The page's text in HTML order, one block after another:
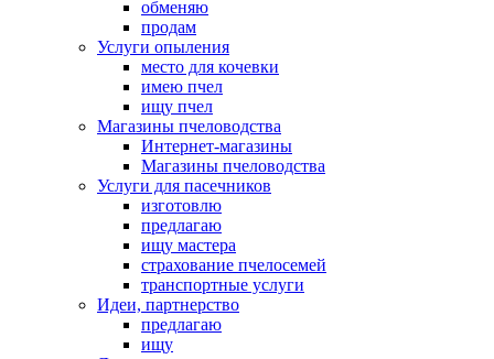
обменяю
продам
Услуги опыления
место для кочевки
имею пчел
ищу пчел
Магазины пчеловодства
Интернет-магазины
Магазины пчеловодства
Услуги для пасечников
изготовлю
предлагаю
ищу мастера
страхование пчелосемей
транспортные услуги
Идеи, партнерство
предлагаю
ищу